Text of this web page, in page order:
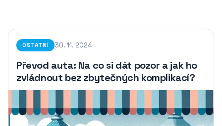
OSTATNÍ 30. 11. 2024
Převod auta: Na co si dát pozor a jak ho
zvládnout bez zbytečných komplikací?